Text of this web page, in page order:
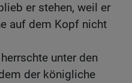
er stehen, weil er
auf dem Kopf nicht
unter den
der königliche